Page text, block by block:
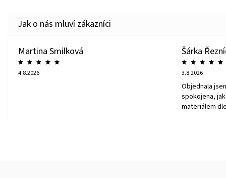
Martina Smilková
4.8.2026
Šárka
3.8.2026
Objednala
spokojena,
materiálem